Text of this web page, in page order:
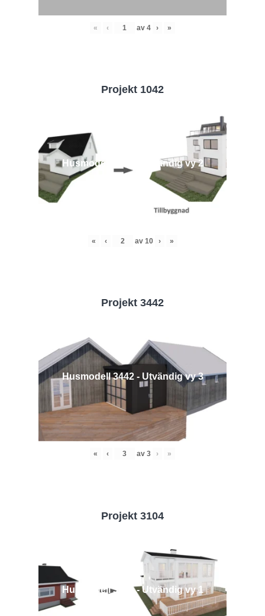
« ‹ av 4 › »
Projekt 1042
Husmodell 1042 - Utvändig vy 2
« ‹ av 10 › »
Projekt 3442
Husmodell 3442 - Utvändig vy 3
« ‹ av 3 › »
Projekt 3104
Husmodell 3104 - Utvändig vy 1